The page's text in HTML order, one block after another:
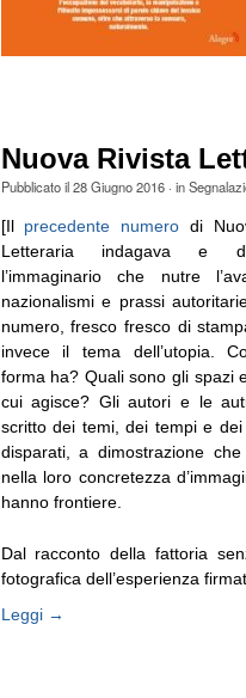
Nuova Rivista
Pubblicato il28 Giugno 2016· in
[Il precedente numero di
Letteraria indagava e
l’immaginario che nutre
nazionalismi e prassi
numero, fresco fresco di
invece il tema dell’utopia.
forma ha? Quali sono gli spazi
cui agisce? Gli autori e le
scritto dei temi, dei tempi e
disparati, a dimostrazione che
nella loro concretezza
hanno frontiere.
Dal racconto della fattoria
fotografica dell’esperienza
Leggi →